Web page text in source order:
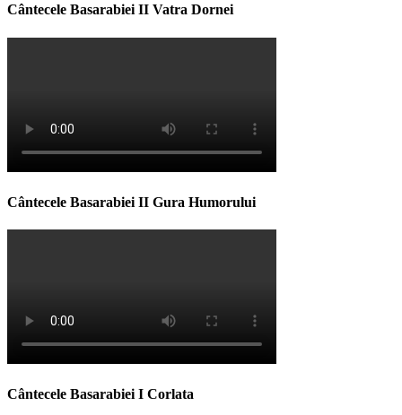
Cântecele Basarabiei II Vatra Dornei
Cântecele Basarabiei II Gura Humorului
Cântecele Basarabiei I Corlata